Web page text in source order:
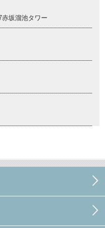
坂溜池タワー